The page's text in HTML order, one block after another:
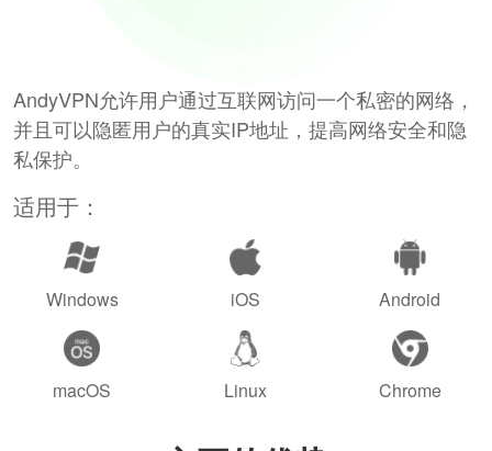
AndyVPN允许用户通过互联网访问一个私密的网络，
并且可以隐匿用户的真实IP地址，提高网络安全和隐
私保护。
适用于：
Windows iOS Android
macOS Linux Chrome